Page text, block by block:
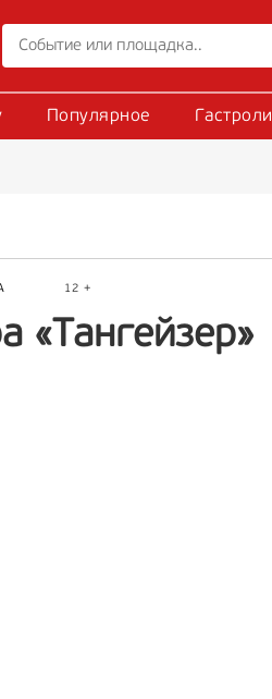
Популярное Гастроли
12 +
«Тангейзер»